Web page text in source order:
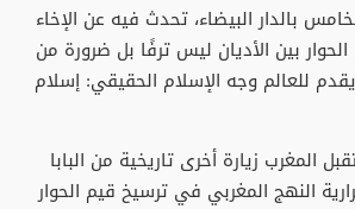
بالدار البيضاء، تحدث فيه عن الإخاء
بين الأديان ليس ترفًا بل ضرورة من
للعالم وجه الإسلام الحقيقي: إسلام
زيارة أخرى تاريخية من البابا
استمرارية النهج المغربي في ترسيخ قيم الحوار